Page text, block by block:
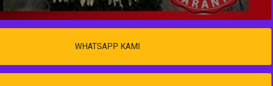
WHATSAPP KAMI